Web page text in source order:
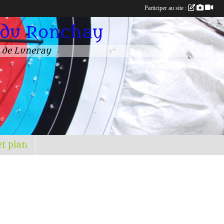
Ronchay
de Luneray
plan
Participer au site :